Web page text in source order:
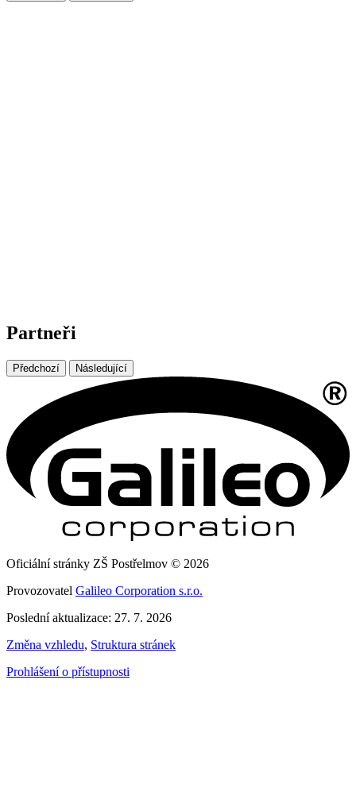
Partneři
Předchozí Následující
Oficiální stránky ZŠ Postřelmov © 2026
Provozovatel Galileo Corporation s.r.o.
Poslední aktualizace: 27. 7. 2026
Změna vzhledu, Struktura stránek
Prohlášení o přístupnosti